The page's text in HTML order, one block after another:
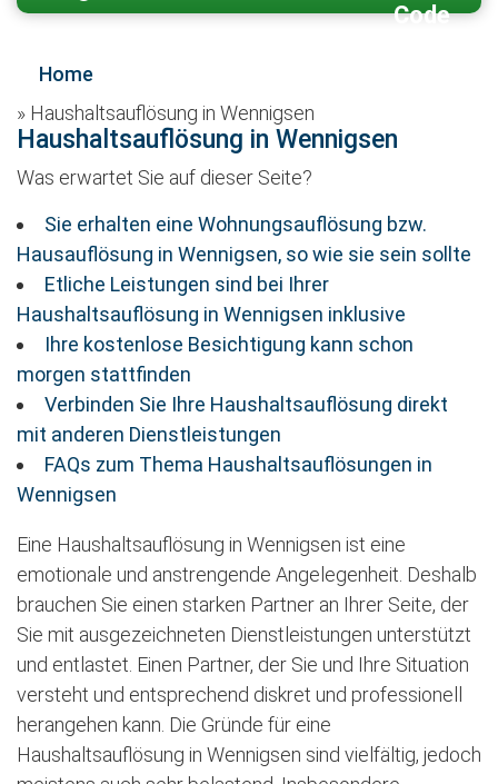
Home
» Haushaltsauflösung in Wennigsen
Haushaltsauflösung in Wennigsen
Was erwartet Sie auf dieser Seite?
Sie erhalten eine Wohnungsauflösung bzw.
Hausauflösung in Wennigsen, so wie sie sein sollte
Etliche Leistungen sind bei Ihrer
Haushaltsauflösung in Wennigsen inklusive
Ihre kostenlose Besichtigung kann schon
morgen stattfinden
Verbinden Sie Ihre Haushaltsauflösung direkt
mit anderen Dienstleistungen
FAQs zum Thema Haushaltsauflösungen in
Wennigsen
Eine Haushaltsauflösung in Wennigsen ist eine
emotionale und anstrengende Angelegenheit. Deshalb
brauchen Sie einen starken Partner an Ihrer Seite, der
Sie mit ausgezeichneten Dienstleistungen unterstützt
und entlastet. Einen Partner, der Sie und Ihre Situation
versteht und entsprechend diskret und professionell
herangehen kann. Die Gründe für eine
Haushaltsauflösung in Wennigsen sind vielfältig, jedoch